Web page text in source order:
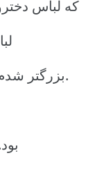
که لباس
بزرگتر شدم وفلان و اینا، خوشتیپ موشتیپ شدم.